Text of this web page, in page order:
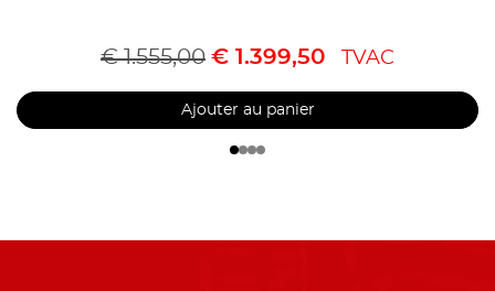
€1.555,00 € 1.399,50 TVAC
Ajouter au panier